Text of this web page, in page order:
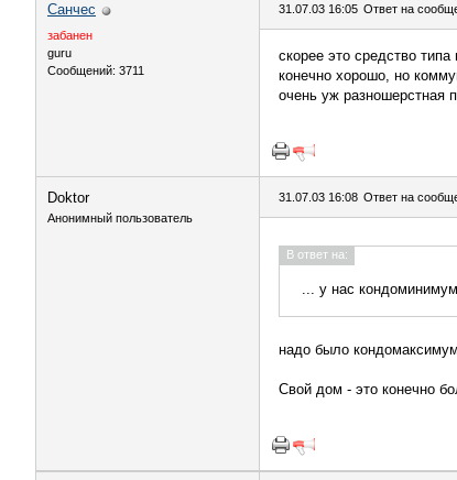
Санчес
забанен
guru
Сообщений: 3711
31.07.03 16:05 Ответ на
скорее это средство
конечно хорошо, но
очень уж разношерстная
Doktor
Анонимный пользователь
31.07.03 16:08 Ответ на
В ответ на:
... у нас
надо было
Свой дом - это конечно